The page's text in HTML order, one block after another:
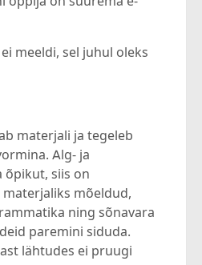
meeldi, sel juhul oleks
materjali ja tegeleb
Alg- ja
õpikut, siis on
mõeldud,
ning sõnavara
paremini siduda.
lähtudes ei pruugi